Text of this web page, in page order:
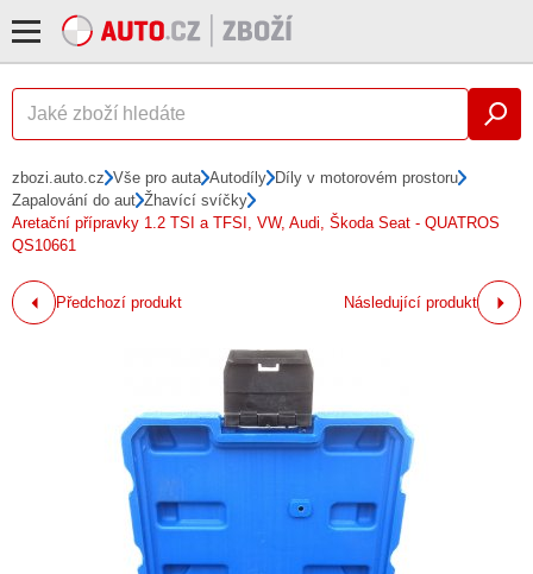
zbozi.auto.cz Vše pro auta Autodíly Díly v motorovém prostoru
Zapalování do aut Žhavící svíčky
Aretační přípravky 1.2 TSI a TFSI, VW, Audi, Škoda Seat - QUATROS
QS10661
Předchozí produkt Následující produkt